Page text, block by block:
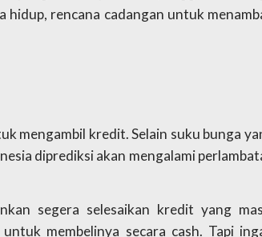
hidup, rencana cadangan untuk
mengambil kredit. Selain suku bunga
diprediksi akan mengalami
segera selesaikan kredit yang
membelinya secara cash. Tapi